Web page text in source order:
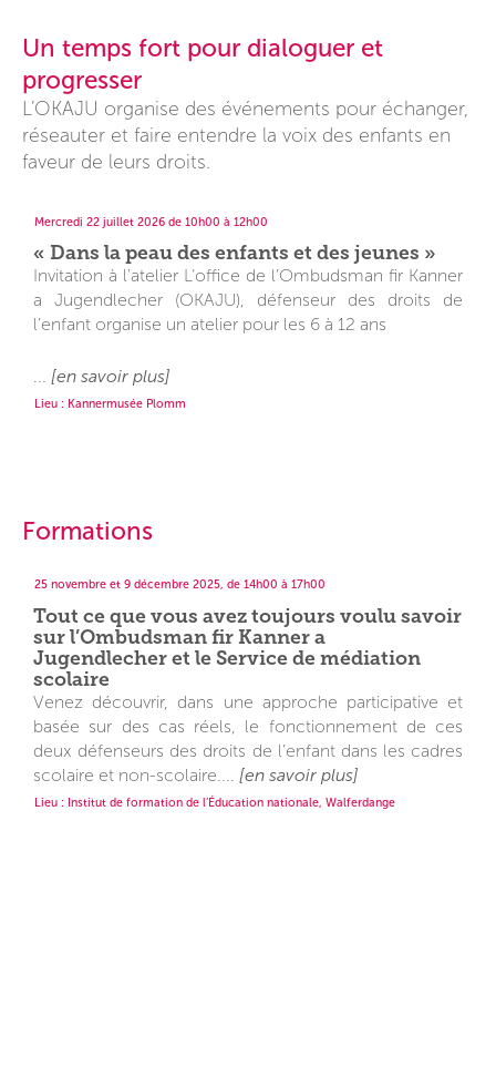
Un temps fort pour dialoguer et
progresser
L’OKAJU organise des événements pour échanger,
réseauter et faire entendre la voix des enfants en
faveur de leurs droits.
Mercredi 22 juillet 2026 de 10h00 à 12h00
« Dans la peau des enfants et des jeunes »
Invitation à l’atelier L’office de l’Ombudsman fir Kanner
a Jugendlecher (OKAJU), défenseur des droits de
l’enfant organise un atelier pour les 6 à 12 ans
[en savoir plus]
Lieu : Kannermusée Plomm
Formations
25 novembre et 9 décembre 2025, de 14h00 à 17h00
Tout ce que vous avez toujours voulu savoir
sur l’Ombudsman fir Kanner a
Jugendlecher et le Service de médiation
scolaire
Venez découvrir, dans une approche participative et
basée sur des cas réels, le fonctionnement de ces
deux défenseurs des droits de l’enfant dans les cadres
scolaire et non-scolaire.... [en savoir plus]
Lieu : Institut de formation de l’Éducation nationale, Walferdange